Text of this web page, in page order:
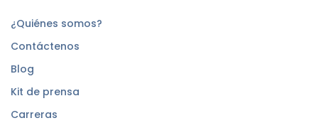
¿Quiénes somos?
Contáctenos
Blog
Kit de prensa
Carreras